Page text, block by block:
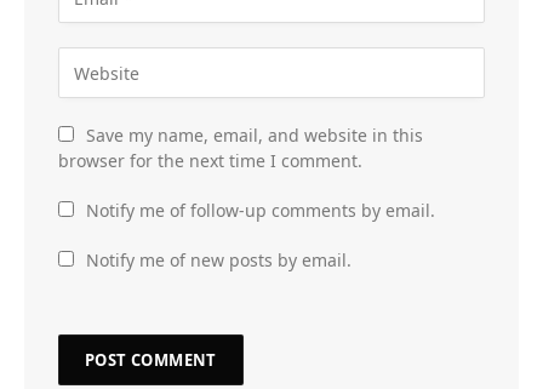
Save my name, email, and website in this
browser for the next time I comment.
Notify me of follow-up comments by email.
Notify me of new posts by email.